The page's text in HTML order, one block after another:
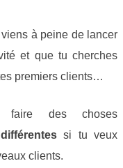
à peine de lancer
et que tu cherches
premiers clients…
des choses
si tu veux
clients.